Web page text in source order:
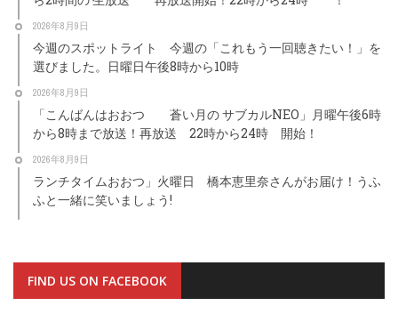
2026年8月9日
今週のスポットライト 今週の「これもう一回聴きたい！」を
選びました。日曜日午後8時から10時
2026年8月9日
「こんばんはおおつ 蒼い月の サブカルNEO」月曜午後6時
から8時まで放送！再放送 22時から24時 開始！
2026年8月9日
ランチタイムおおつ」火曜日 橋本恵里奈さんがお届け！うふ
ふと一緒に笑いましょう!
FIND US ON FACEBOOK